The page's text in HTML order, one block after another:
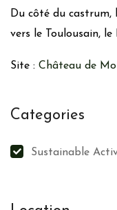
Du côté du castrum,
vers le Toulousain,
Site : Château de
Categories
Sustainable